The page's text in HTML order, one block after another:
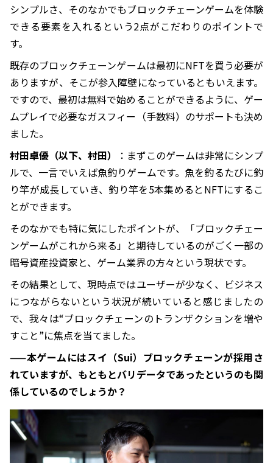
シンプルさ、そのなかでもブロックチェーンゲームを体験
できる要素を入れるという2点がこだわりのポイントで
す。
既存のブロックチェーンゲームは最初にNFTを買う必要が
ありますが、そこが参入障壁になっているともいえます。
ですので、最初は無料で始めることができるように、ゲー
ムプレイで必要なガスフィー（手数料）のサポートも決め
ました。
村田卓優（以下、村田）
：まずこのゲームは非常にシンプ
ルで、一言でいえば魚釣りゲームです。魚を釣るたびに釣
り竿が成長していき、釣り竿を5本集めるとNFTにするこ
とができます。
そのなかでも特に気にしたポイントが、「ブロックチェー
ンゲームがこれから来る」と期待しているのがごく一部の
暗号資産投資家と、ゲーム業界の方々という現状です。
その結果として、現時点ではユーザーが少なく、ビジネス
につながらないという状況が続いていると感じましたの
で、我々は“ブロックチェーンのトランザクションを増や
すこと”に焦点を当てました。
——本ゲームにはスイ（Sui）ブロックチェーンが採用さ
れていますが、もともとバリデータであったというのも関
係しているのでしょうか？